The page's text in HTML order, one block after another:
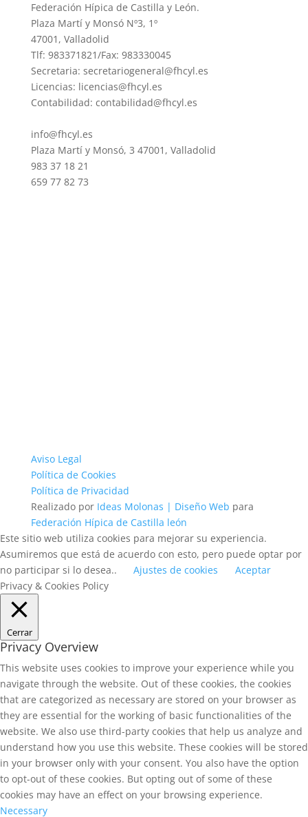
Federación Hípica de Castilla y León.
Plaza Martí y Monsó Nº3, 1º
47001, Valladolid
Tlf: 983371821/Fax: 983330045
Secretaria: secretariogeneral@fhcyl.es
Licencias: licencias@fhcyl.es
Contabilidad: contabilidad@fhcyl.es
info@fhcyl.es
Plaza Martí y Monsó, 3 47001, Valladolid
983 37 18 21
659 77 82 73
Aviso Legal
Política de Cookies
Política de Privacidad
Realizado por Ideas Molonas | Diseño Web para
Federación Hípica de Castilla león
Este sitio web utiliza cookies para mejorar su experiencia.
Asumiremos que está de acuerdo con esto, pero puede optar por
no participar si lo desea..
Ajustes de cookies
Aceptar
Privacy & Cookies Policy
Cerrar
Privacy Overview
This website uses cookies to improve your experience while you
navigate through the website. Out of these cookies, the cookies
that are categorized as necessary are stored on your browser as
they are essential for the working of basic functionalities of the
website. We also use third-party cookies that help us analyze and
understand how you use this website. These cookies will be stored
in your browser only with your consent. You also have the option
to opt-out of these cookies. But opting out of some of these
cookies may have an effect on your browsing experience.
Necessary